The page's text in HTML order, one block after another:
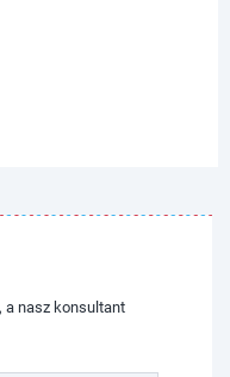
a nasz konsultant